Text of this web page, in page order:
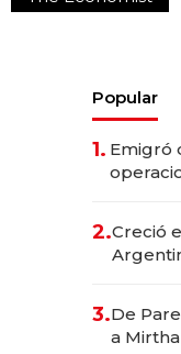
Popular
1. Emigró
2.Creció
las
3.De
a